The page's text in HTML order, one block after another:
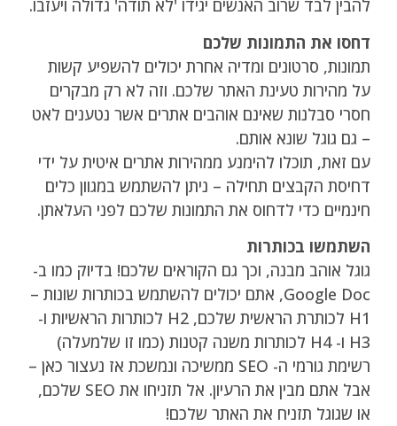
להבין לבד שרוב האנשים יגידו 'לא תודה' גדולה ויעזבו.
דחסו את התמונות שלכם
תמונות, סרטונים ומדיה אחרת יכולים להשפיע קשות
על מהירות טעינת האתר שלכם. וזה לא רק מבקרים
חסרי סבלנות שאינם אוהבים אתרים אשר נטענים לאט
– גם גוגל שונא אותם.
עם זאת, תוכלו להימנע ממהירות אתרים איטית על ידי
דחיסת הקבצים תחילה – ניתן להשתמש במגוון כלים
חינמיים כדי לדחוס את התמונות שלכם לפני העלאתן.
השתמשו בכותרות
גוגל אוהב מבנה, וכך גם הקוראים שלכם! בדיוק כמו ב-
Google Doc, אתם יכולים להשתמש בכותרות שונות –
H1 לכותרת הראשית שלכם, H2 לכותרות הראשיות ו-
H3 ו- H4 לכותרות משנה קטנות (כמו זו שלמעלה)
רשימת גורמי ה- SEO ממשיכה ונמשכת אז נעצור כאן –
אבל אתם מבין את הרעיון. אל תזניחו את SEO שלכם,
או שגוגל תזניח את האתר שלכם!